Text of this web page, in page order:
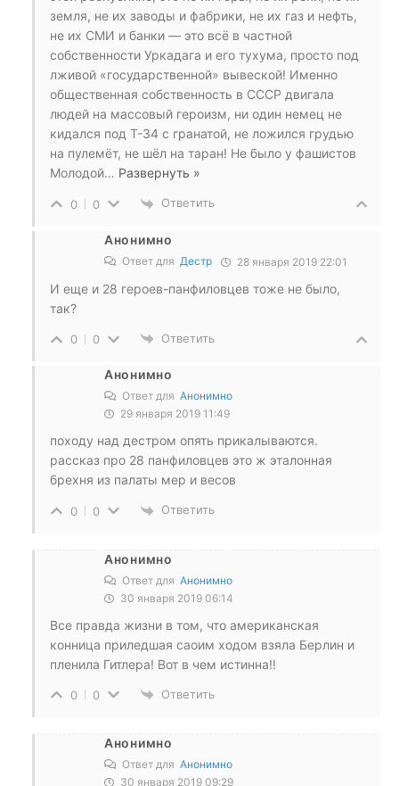
земля, не их заводы и фабрики, не их газ и нефть,
не их СМИ и банки — это всё в частной
собственности Уркадага и его тухума, просто под
лживой «государственной» вывеской! Именно
общественная собственность в СССР двигала
людей на массовый героизм, ни один немец не
кидался под Т-34 с гранатой, не ложился грудью
на пулемёт, не шёл на таран! Не было у фашистов
Молодой… Развернуть »
0 0 Ответить
Анонимно
Ответ для Дестр 28 января 2019 22:01
И еще и 28 героев-панфиловцев тоже не было,
так?
0 0 Ответить
Анонимно
Ответ для Анонимно
29 января 2019 11:49
походу над дестром опять прикалываются.
рассказ про 28 панфиловцев это ж эталонная
брехня из палаты мер и весов
0 0 Ответить
Анонимно
Ответ для Анонимно
30 января 2019 06:14
Все правда жизни в том, что американская
конница приледшая саоим ходом взяла Берлин и
пленила Гитлера! Вот в чем истинна!!
0 0 Ответить
Анонимно
Ответ для Анонимно
30 января 2019 09:29